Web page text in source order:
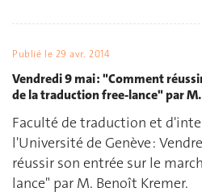
Publié le 29 avr. 2014
Vendredi 9 mai : "Comment
de la traduction free-lance" par
Faculté de traduction et
l'Université de Genève :
réussir son entrée sur le
lance" par M. Benoît Kremer.